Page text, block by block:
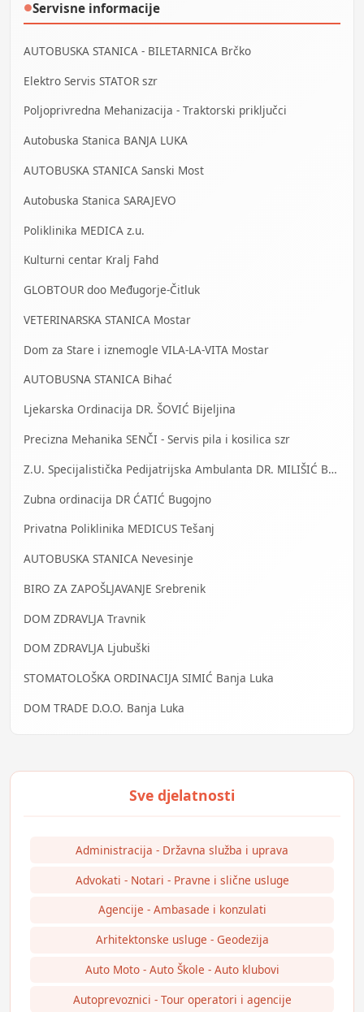
●Servisne informacije
AUTOBUSKA STANICA - BILETARNICA Brčko
Elektro Servis STATOR szr
Poljoprivredna Mehanizacija - Traktorski priključci
Autobuska Stanica BANJA LUKA
AUTOBUSKA STANICA Sanski Most
Autobuska Stanica SARAJEVO
Poliklinika MEDICA z.u.
Kulturni centar Kralj Fahd
GLOBTOUR doo Međugorje-Čitluk
VETERINARSKA STANICA Mostar
Dom za Stare i iznemogle VILA-LA-VITA Mostar
AUTOBUSNA STANICA Bihać
Ljekarska Ordinacija DR. ŠOVIĆ Bijeljina
Precizna Mehanika SENČI - Servis pila i kosilica szr
Z.U. Specijalistička Pedijatrijska Ambulanta DR. MILIŠIĆ Banja Luka
Zubna ordinacija DR ĆATIĆ Bugojno
Privatna Poliklinika MEDICUS Tešanj
AUTOBUSKA STANICA Nevesinje
BIRO ZA ZAPOŠLJAVANJE Srebrenik
DOM ZDRAVLJA Travnik
DOM ZDRAVLJA Ljubuški
STOMATOLOŠKA ORDINACIJA SIMIĆ Banja Luka
DOM TRADE D.O.O. Banja Luka
Administracija - Državna služba i uprava
Advokati - Notari - Pravne i slične usluge
Agencije - Ambasade i konzulati
Arhitektonske usluge - Geodezija
Auto Moto - Auto Škole - Auto klubovi
Autoprevoznici - Tour operatori i agencije